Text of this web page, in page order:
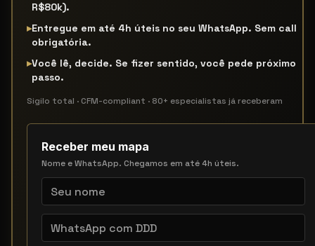
R$80k).
▸Entregue em até 4h úteis no seu WhatsApp. Sem call
obrigatória.
▸Você lê, decide. Se fizer sentido, você pede próximo
passo.
Sigilo total · CFM-compliant · 80+ especialistas já receberam
Receber meu mapa
Nome e WhatsApp. Chegamos em até 4h úteis.